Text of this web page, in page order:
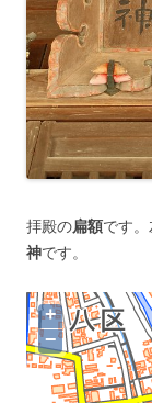
拝殿の扁額です。
神です。
+
−